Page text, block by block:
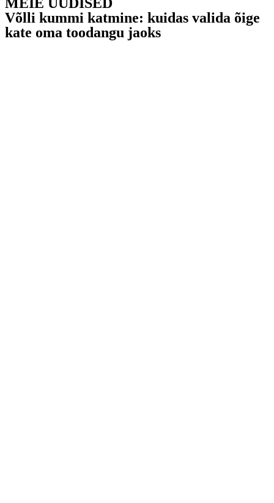
Võlli kummi katmine: kuidas valida õige
kate oma toodangu jaoks